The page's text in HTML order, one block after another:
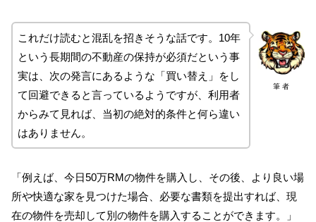
筆 者
これだけ読むと混乱を招きそうな話です。10年
という長期間の不動産の保持が必須だという事
実は、次の発言にあるような「買い替え」をし
て回避できると言っているようですが、利用者
からみて見れば、当初の絶対的条件と何ら違い
はありません。
「例えば、今日50万RMの物件を購入し、その後、より良い場
所や快適な家を見つけた場合、必要な書類を提出すれば、現
在の物件を売却して別の物件を購入することができます。」